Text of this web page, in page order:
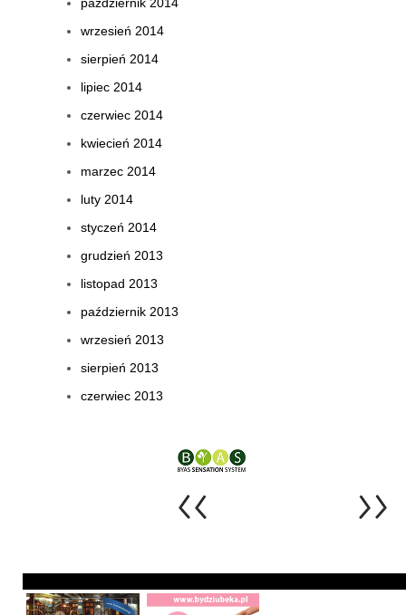
wrzesień 2014
sierpień 2014
lipiec 2014
czerwiec 2014
kwiecień 2014
marzec 2014
luty 2014
styczeń 2014
grudzień 2013
listopad 2013
październik 2013
wrzesień 2013
sierpień 2013
czerwiec 2013